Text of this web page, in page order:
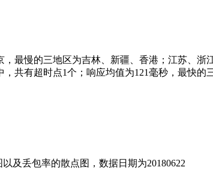
最慢的三地区为吉林、新疆、香港；江苏、浙
共有超时点1个；响应均值为121毫秒，最快的